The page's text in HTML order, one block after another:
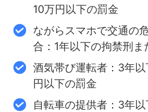
10万円以下の罰金
ながらスマホで交通の
合：1年以下の拘禁刑
酒気帯び運転者：3年
円以下の罰金
自転車の提供者：3年